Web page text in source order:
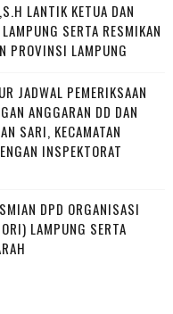
LANTIK KETUA DAN
SERTA RESMIKAN
PROVINSI LAMPUNG
JADWAL PEMERIKSAAN
ANGGARAN DD DAN
SARI, KECAMATAN
INSPEKTORAT
DPD ORGANISASI
LAMPUNG SERTA